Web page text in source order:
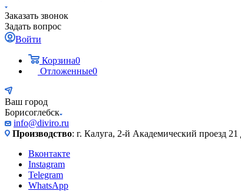
Заказать звонок
Задать вопрос
Войти
Корзина0
Отложенные0
Ваш город
Борисоглебск
info@diviro.ru
Производство: г. Калуга, 2-й Академический проезд 21
Вконтакте
Instagram
Telegram
WhatsApp